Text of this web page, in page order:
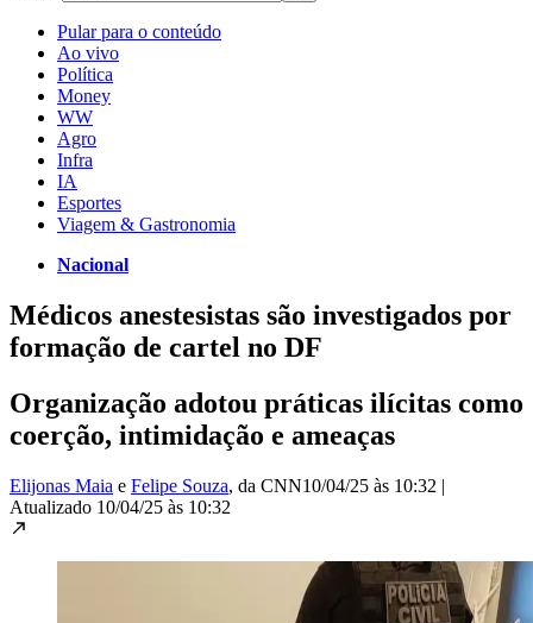
Pular para o conteúdo
Ao vivo
Política
Money
WW
Agro
Infra
IA
Esportes
Viagem & Gastronomia
Nacional
Médicos anestesistas são investigados por
formação de cartel no DF
Organização adotou práticas ilícitas como
coerção, intimidação e ameaças
Elijonas Maia e Felipe Souza, da CNN10/04/25 às 10:32 |
Atualizado 10/04/25 às 10:32